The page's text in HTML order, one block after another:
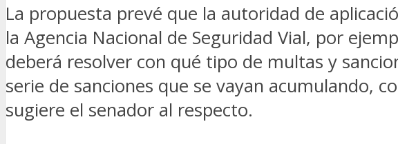
La propuesta prevé que la autoridad de
la Agencia Nacional de Seguridad Vial, por
deberá resolver con qué tipo de multas y
serie de sanciones que se vayan acumulando,
sugiere el senador al respecto.